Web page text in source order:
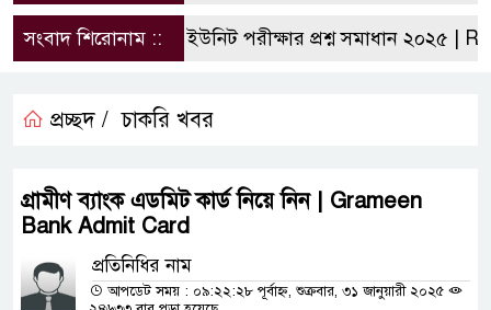
সংবাদ শিরোনাম ::
রাবি এ ইউনিট পরীক্ষার প্রশ্ন সমাধান ২০২৫ | RU
প্রচ্ছদ / চাকরি খবর
গ্রামীণ ব্যাংক এডমিট কার্ড নিয়ে নিন | Grameen
Bank Admit Card
প্রতিনিধির নাম
আপডেট সময় : ০৯:২২:২৮ পূর্বাহ্ন, শুক্রবার, ৩১ জানুয়ারী ২০২৫